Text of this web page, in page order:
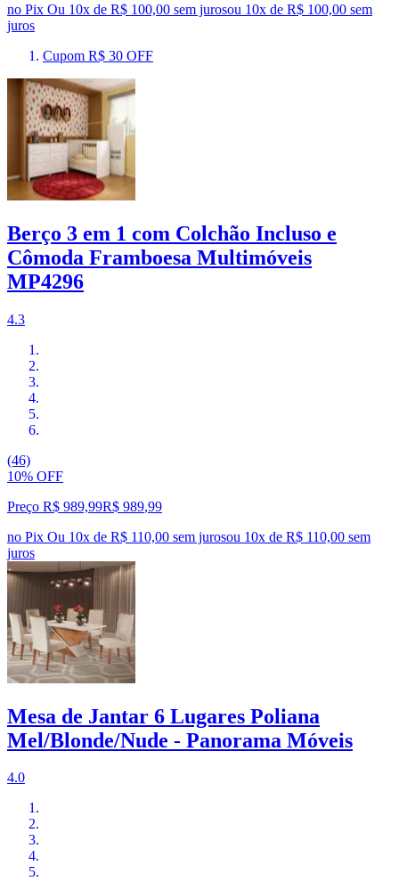
no Pix Ou 10x de R$ 100,00 sem jurosou 10x de R$ 100,00 sem
juros
Cupom R$ 30 OFF
Berço 3 em 1 com Colchão Incluso e
Cômoda Framboesa Multimóveis
MP4296
4.3
(46)
10% OFF
Preço R$ 989,99R$ 989,99
no Pix Ou 10x de R$ 110,00 sem jurosou 10x de R$ 110,00 sem
juros
Mesa de Jantar 6 Lugares Poliana
Mel/Blonde/Nude - Panorama Móveis
4.0